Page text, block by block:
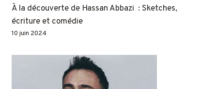
À la découverte de Hassan Abbazi : Sketches,
écriture et comédie
10 juin 2024